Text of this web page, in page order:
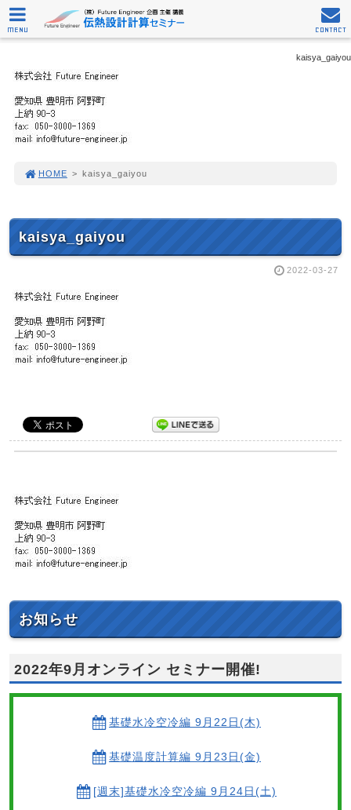
kaisya_gaiyou
HOME > kaisya_gaiyou
kaisya_gaiyou
2022-03-27
お知らせ
2022年9月オンライン セミナー開催!
基礎水冷空冷編 9月22日(木)
基礎温度計算編 9月23日(金)
[週末]基礎水冷空冷編 9月24日(土)
MENU CONTACT